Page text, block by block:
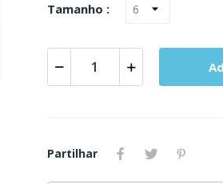
Tamanho :
Partilhar